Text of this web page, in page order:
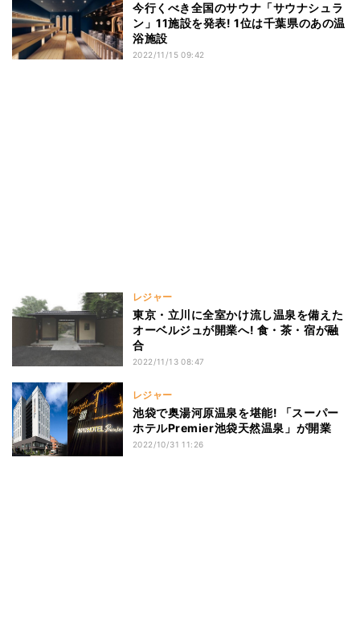
今行くべき全国のサウナ「サウナシュラ
ン」11施設を発表! 1位は千葉県のあの温
浴施設
2022/11/15 09:42
レジャー
東京・立川に全室かけ流し温泉を備えた
オーベルジュが開業へ! 食・茶・宿が融
合
2022/11/13 08:47
レジャー
池袋で奥湯河原温泉を堪能! 「スーパー
ホテルPremier池袋天然温泉」が開業
2022/10/31 11:26